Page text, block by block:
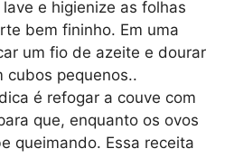
e higienize as folhas
bem fininho. Em uma
um fio de azeite e dourar
cubos pequenos..
é refogar a couve com
que, enquanto os ovos
queimando. Essa receita